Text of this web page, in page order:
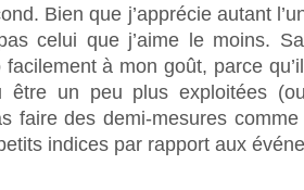
Bien que j’apprécie autant
celui que j’aime le moins.
à mon goût, parce
être un peu plus exploitées
faire des demi-mesures comme
indices par rapport aux